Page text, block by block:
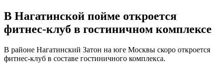
В Нагатинской пойме откроется
фитнес-клуб в гостиничном комплексе
В районе Нагатинский Затон на юге Москвы скоро откроется
фитнес-клуб в составе гостиничного комплекса.